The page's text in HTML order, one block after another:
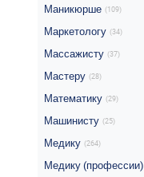
Маникюрше (109)
Маркетологу (34)
Массажисту (37)
Мастеру (28)
Математику (29)
Машинисту (25)
Медику (264)
Медику (профессии)